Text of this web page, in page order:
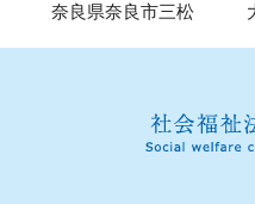
奈良県奈良市三松